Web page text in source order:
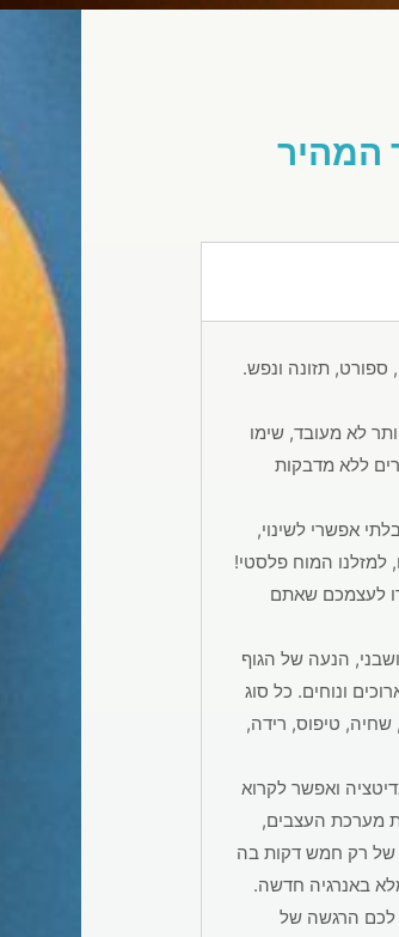
המהיר
תזונה ונפש.
לא מעובד, שימו
ללא מדבקות
אפשרי לשינוי,
למזלנו המוח פלסטי!
לעצמכם שאתם
הנעה של הגוף
ונוחים. כל סוג
טיפוס, רידה,
ואפשר לקרוא
מערכת העצבים,
של רק חמש דקות בה
באנרגיה חדשה.
לכם הרגשה של